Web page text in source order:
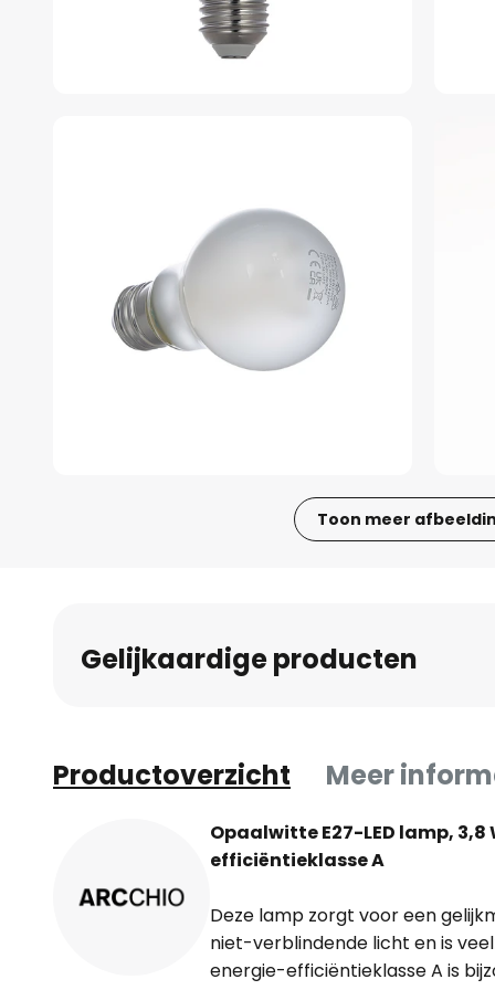
Toon meer
vanGelijkaardige producten
Productoverzicht Meer
Opaalwitte E27-LED lamp, 3,8
efficiëntieklasse A
Deze lamp zorgt voor een
niet-verblindende licht en is
energie-efficiëntieklasse A is